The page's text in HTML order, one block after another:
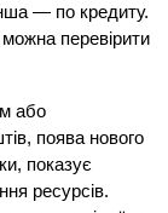
— по кредиту.
перевірити
або
поява нового
показує
ресурсів.